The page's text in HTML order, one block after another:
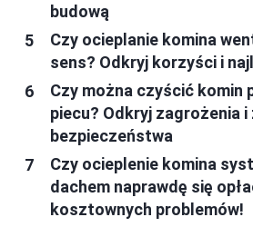
budową
Czy ocieplanie komina
sens? Odkryj korzyści i
Czy można czyścić komin
piecu? Odkryj zagrożenia i
bezpieczeństwa
Czy ocieplenie komina
dachem naprawdę się
kosztownych problemów!